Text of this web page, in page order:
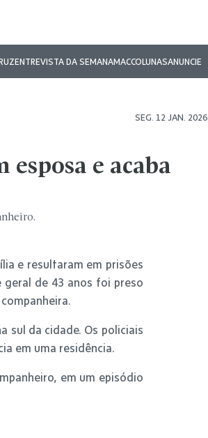
ENTREVISTA DA SEMANAMACCOLUNASANUNCIE
SEG. 12 JAN. 2026
e acaba
e resultaram em prisões
geral de 43 anos foi preso
sul da cidade. Os policiais
em uma residência.
em um episódio